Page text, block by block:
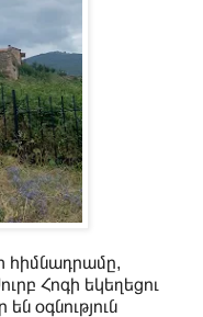
հիմնադրամը,
Հոգի եկեղեցու
օգնություն